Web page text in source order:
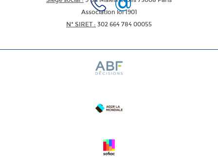
Association loi 1901
N* SIRET : 302 664 784 00055